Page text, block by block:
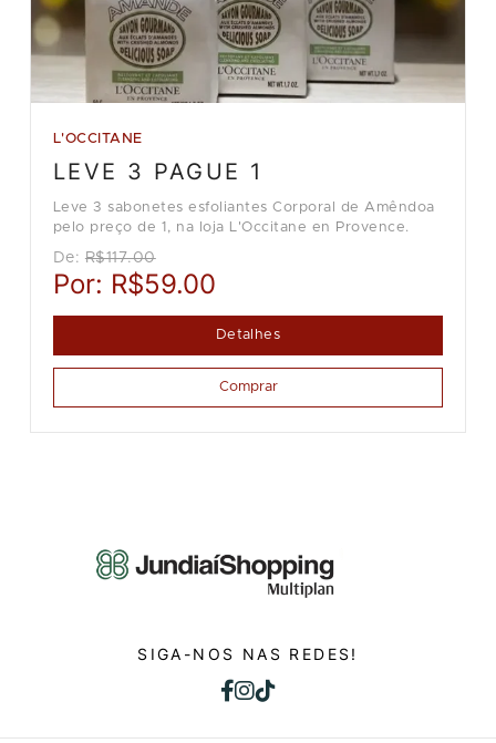
L'OCCITANE
LEVE 3 PAGUE 1
Leve 3 sabonetes esfoliantes Corporal de Amêndoa
pelo preço de 1, na loja L'Occitane en Provence.
De: R$117.00
Por: R$59.00
Detalhes
Comprar
SIGA-NOS NAS REDES!